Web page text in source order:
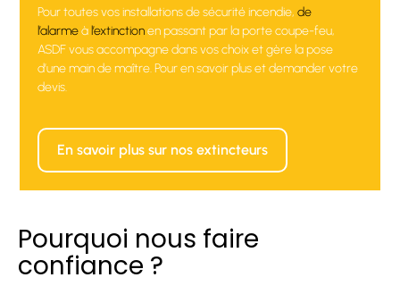
Pour toutes vos installations de sécurité incendie,de
l’alarmeà l’extinctionen passant par la porte coupe-feu,
ASDF vous accompagne dans vos choix et gère la pose
d’une main de maître. Pour en savoir plus et demander votre
devis.
En savoir plus sur nos extincteurs
Pourquoi nous faire
confiance ?